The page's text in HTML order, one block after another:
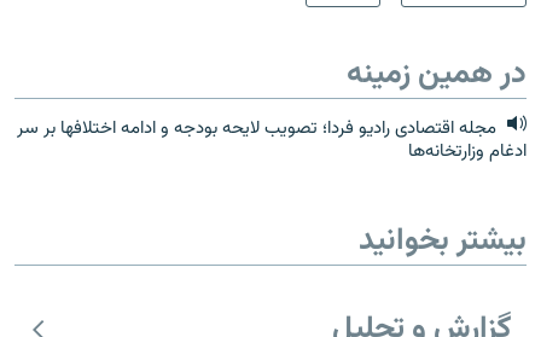
در همین زمینه
مجله اقتصادی رادیو فردا؛ تصویب لایحه بودجه و ادامه اختلافها بر سر
ادغام وزارتخانه‌ها
بیشتر بخوانید